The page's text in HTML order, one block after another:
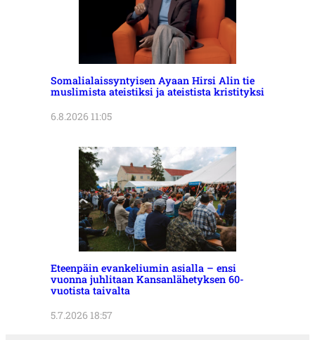
Somalialaissyntyisen Ayaan Hirsi Alin tie
muslimista ateistiksi ja ateistista kristityksi
6.8.2026 11:05
Eteenpäin evankeliumin asialla – ensi
vuonna juhlitaan Kansanlähetyksen 60-
vuotista taivalta
5.7.2026 18:57